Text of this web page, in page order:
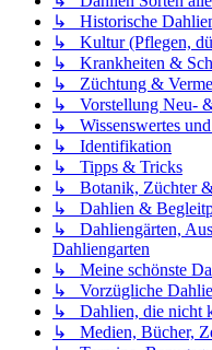
↳ Historische
↳ Kultur (Pflegen,
↳ Krankheiten &
↳ Züchtung &
↳ Vorstellung Neu-
↳ Wissenswertes
↳ Identifikation
↳ Tipps & Tricks
↳ Botanik, Züchter &
↳ Dahlien &
↳ Dahliengärten,
Dahliengarten
↳ Meine schönste
↳ Vorzügliche
↳ Dahlien, die nicht
↳ Medien, Bücher,